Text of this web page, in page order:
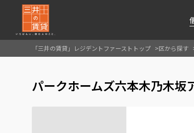
FIRST
「三井の賃貸」レジデントファーストトップ 区から探す
パークホームズ六本木乃木坂